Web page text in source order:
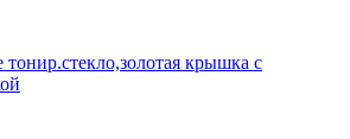
крышка с